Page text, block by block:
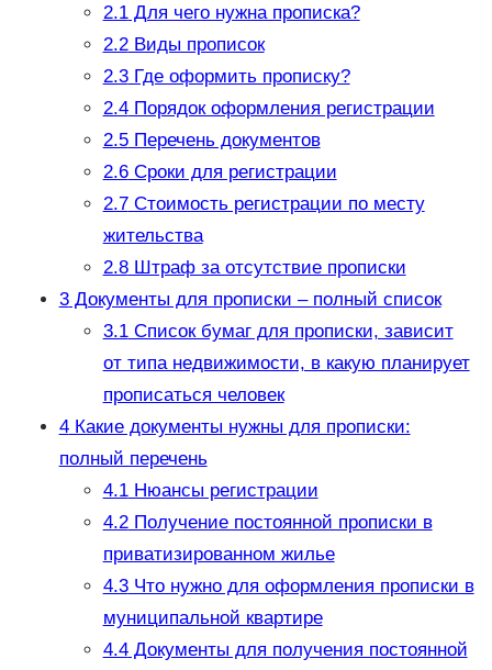
2.1Для чего нужна прописка?
2.2Виды прописок
2.3Где оформить прописку?
2.4Порядок оформления регистрации
2.5Перечень документов
2.6Сроки для регистрации
2.7Стоимость регистрации по месту
жительства
2.8Штраф за отсутствие прописки
3Документы для прописки – полный список
3.1Список бумаг для прописки, зависит
от типа недвижимости, в какую планирует
прописаться человек
4Какие документы нужны для прописки:
полный перечень
4.1Нюансы регистрации
4.2Получение постоянной прописки в
приватизированном жилье
4.3Что нужно для оформления прописки в
муниципальной квартире
4.4Документы для получения постоянной